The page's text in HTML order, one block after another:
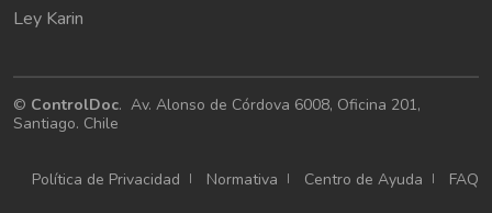
Ley Karin
© ControlDoc. Av. Alonso de Córdova 6008, Oficina 201,
Santiago. Chile
Política de Privacidad Normativa Centro de Ayuda FAQ